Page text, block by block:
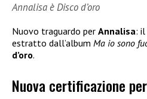
Annalisa è Disco d’oro
Nuovo traguardo per Annalisa:
estratto dall’album Ma io sono
d’oro.
Nuova certificazione